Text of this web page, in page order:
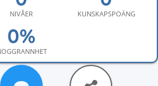
NIVÅER KUNSKAPSPOÄNG